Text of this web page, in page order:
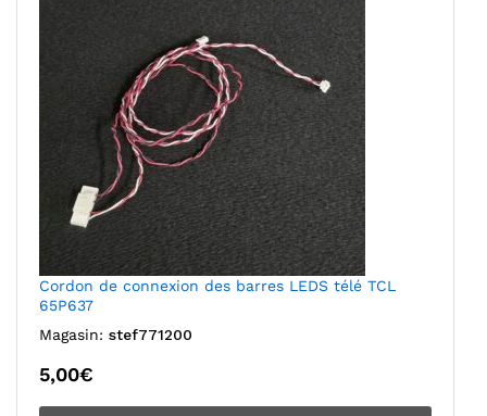
Cordon de connexion des barres LEDS télé TCL
65P637
Magasin: stef771200
5,00€